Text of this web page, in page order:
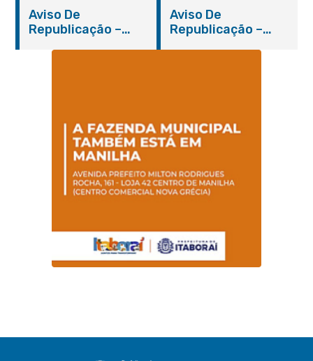
Aviso De
Republicação –
Aviso De
Republicação –